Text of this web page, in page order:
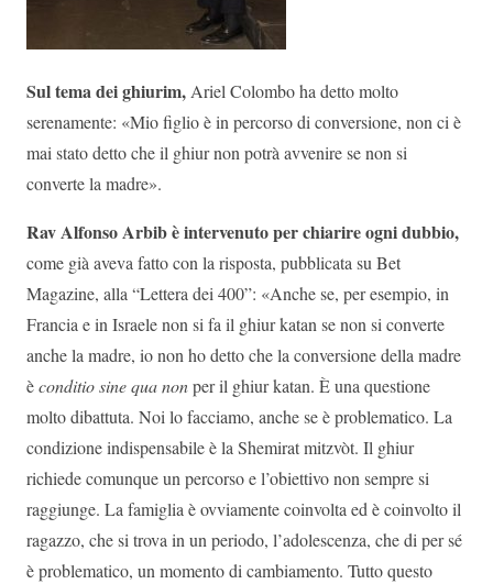
Sul tema dei ghiurim,Ariel Colombo ha detto molto
serenamente: «Mio figlio è in percorso di conversione, non ci è
mai stato detto che il ghiur non potrà avvenire se non si
converte la madre».
Rav Alfonso Arbibè intervenuto per chiarire ogni dubbio,
come già aveva fatto con la risposta, pubblicata su Bet
Magazine, alla “Lettera dei 400”: «Anche se, per esempio, in
Francia e in Israele non si fa il ghiur katan se non si converte
anche la madre, io non ho detto che la conversione della madre
èconditio sine qua nonper il ghiur katan. È una questione
molto dibattuta. Noi lo facciamo, anche se è problematico. La
condizione indispensabile è la Shemirat mitzvòt. Il ghiur
richiede comunque un percorso e l’obiettivo non sempre si
raggiunge. La famiglia è ovviamente coinvolta ed è coinvolto il
ragazzo, che si trova in un periodo, l’adolescenza, che di per sé
è problematico, un momento di cambiamento. Tutto questo